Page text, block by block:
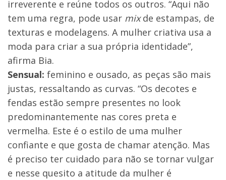
irreverente e reúne todos os outros. “Aqui não
tem uma regra, pode usar mixde estampas, de
texturas e modelagens. A mulher criativa usa a
moda para criar a sua própria identidade”,
afirma Bia.
Sensual: feminino e ousado, as peças são mais
justas, ressaltando as curvas. “Os decotes e
fendas estão sempre presentes no look
predominantemente nas cores preta e
vermelha. Este é o estilo de uma mulher
confiante e que gosta de chamar atenção. Mas
é preciso ter cuidado para não se tornar vulgar
e nesse quesito a atitude da mulher é